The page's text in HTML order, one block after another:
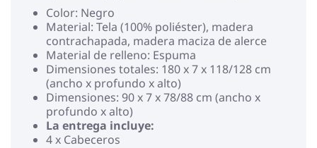
Color: Negro
Material: Tela (100% poliéster), madera
contrachapada, madera maciza de alerce
Material de relleno: Espuma
Dimensiones totales: 180 x 7 x 118/128 cm
(ancho x profundo x alto)
Dimensiones: 90 x 7 x 78/88 cm (ancho x
profundo x alto)
La entrega incluye:
4 x Cabeceros